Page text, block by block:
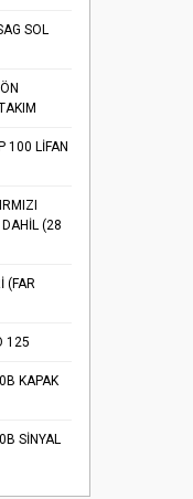
SOL
100 LİFAN
(28
(FAR
125
KAPAK
SİNYAL